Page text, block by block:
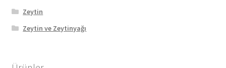
Zeytin
Zeytin ve Zeytinyağı